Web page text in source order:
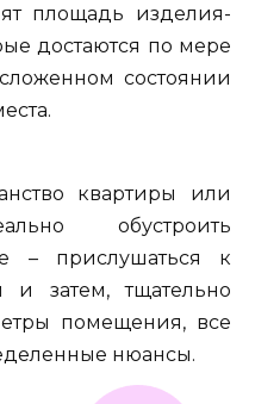
площадь изделия-
достаются по мере
состоянии
квартиры или
обустроить
– прислушаться к
и затем, тщательно
помещения, все
нюансы.